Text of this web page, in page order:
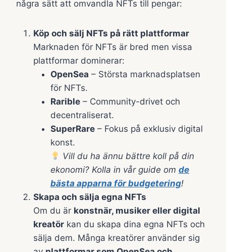
några sätt att omvandla NFTs till pengar:
Köp och sälj NFTs på rätt plattformar
Marknaden för NFTs är bred men vissa
plattformar dominerar:
OpenSea – Största marknadsplatsen
för NFTs.
Rarible – Community-drivet och
decentraliserat.
SuperRare – Fokus på exklusiv digital
konst.
Vill du ha ännu bättre koll på din
ekonomi? Kolla in vår guide om de
bästa apparna för budgetering!
Skapa och sälja egna NFTs
Om du är konstnär, musiker eller digital
kreatör kan du skapa dina egna NFTs och
sälja dem. Många kreatörer använder sig